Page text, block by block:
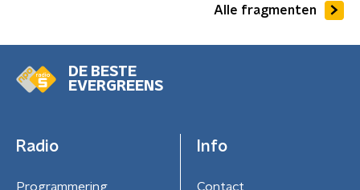
Alle fragmenten
DE BESTE
EVERGREENS
Radio
Programmering
Info
Contact